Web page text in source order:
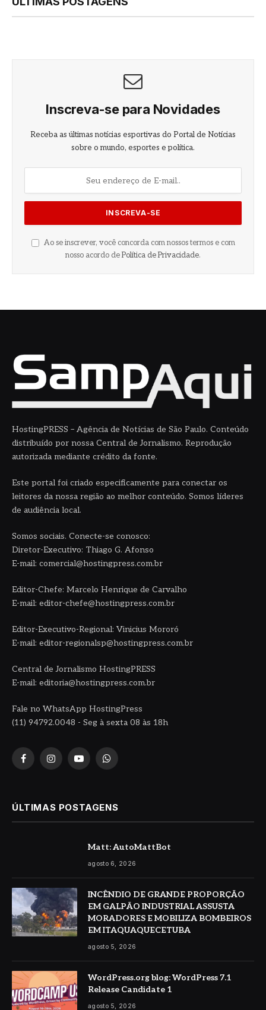
Inscreva-se para Novidades
Receba as últimas notícias esportivas do Portal de Notícias
sobre o mundo, esportes e política.
Ao se inscrever, você concorda com nossos termos e com
nosso acordo de Política de Privacidade.
HostingPRESS – Agência de Notícias de São Paulo. Conteúdo
distribuído por nossa Central de Jornalismo. Reprodução
autorizada mediante crédito da fonte.
Este portal foi criado especificamente para conectar os
leitores da nossa região ao melhor conteúdo. Somos líderes
de audiência local.
Somos sociais. Conecte-se conosco:
Diretor-Executivo: Thiago G. Afonso
E-mail: comercial@hostingpress.com.br
Editor-Chefe: Marcelo Henrique de Carvalho
E-mail: editor-chefe@hostingpress.com.br
Editor-Executivo-Regional: Vinicius Mororó
E-mail: editor-regionalsp@hostingpress.com.br
Central de Jornalismo HostingPRESS
E-mail: editoria@hostingpress.com.br
Fale no WhatsApp HostingPress
(11) 94792.0048 - Seg à sexta 08 às 18h
FacebookInstagramYouTubeWhatsApp
ÚLTIMAS POSTAGENS
Matt: AutoMattBot
agosto 6, 2026
INCÊNDIO DE GRANDE PROPORÇÃO
EM GALPÃO INDUSTRIAL ASSUSTA
MORADORES E MOBILIZA BOMBEIROS
EM ITAQUAQUECETUBA
agosto 5, 2026
WordPress.org blog: WordPress 7.1
Release Candidate 1
agosto 5, 2026